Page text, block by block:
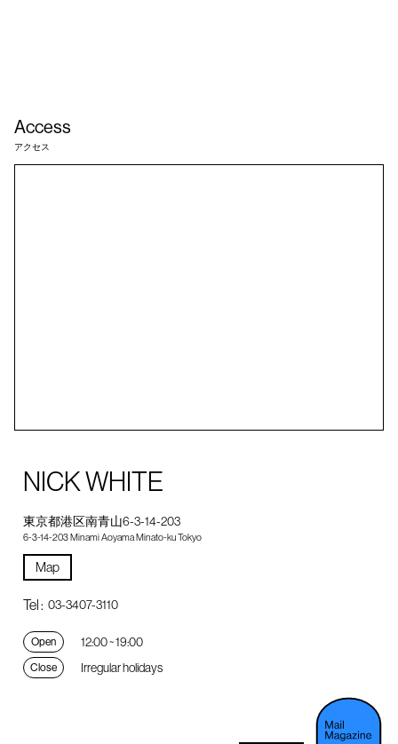
Access
アクセス
NICK WHITE
東京都港区南青山6-3-14-203
6-3-14-203 Minami Aoyama Minato-ku Tokyo
Map
Tel : 03-3407-3110
Open 12:00 ~ 19:00
Close Irregular holidays